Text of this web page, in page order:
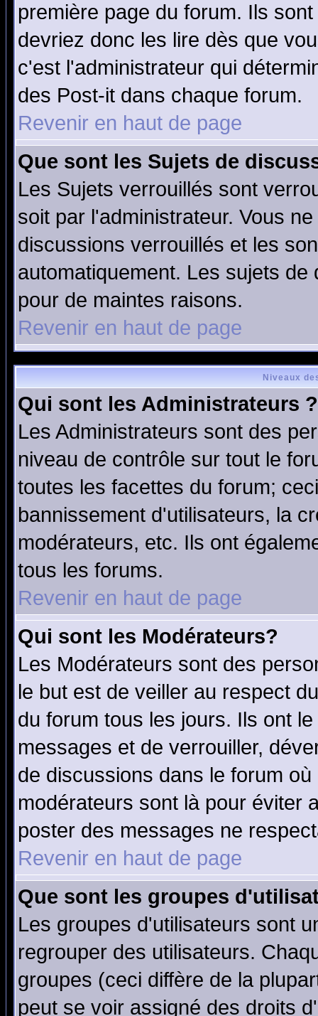
première page du forum. Ils
devriez donc les lire dès que
c'est l'administrateur qui
des Post-it dans chaque forum.
Revenir en haut de page
Que sont les Sujets de
Les Sujets verrouillés sont
soit par l'administrateur. Vous
discussions verrouillés et les
automatiquement. Les sujets
pour de maintes raisons.
Revenir en haut de page
Niveaux
Qui sont les Administrateurs ?
Les Administrateurs sont des
niveau de contrôle sur tout le
toutes les facettes du forum;
bannissement d'utilisateurs, la
modérateurs, etc. Ils ont
tous les forums.
Revenir en haut de page
Qui sont les Modérateurs?
Les Modérateurs sont des
le but est de veiller au respect
du forum tous les jours. Ils ont
messages et de verrouiller,
de discussions dans le forum
modérateurs sont là pour éviter
poster des messages ne
Revenir en haut de page
Que sont les groupes
Les groupes d'utilisateurs sont
regrouper des utilisateurs.
groupes (ceci diffère de la
peut se voir assigné des droits